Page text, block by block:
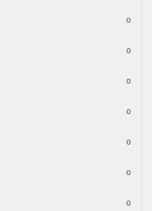
0
0
0
0
0
0
0